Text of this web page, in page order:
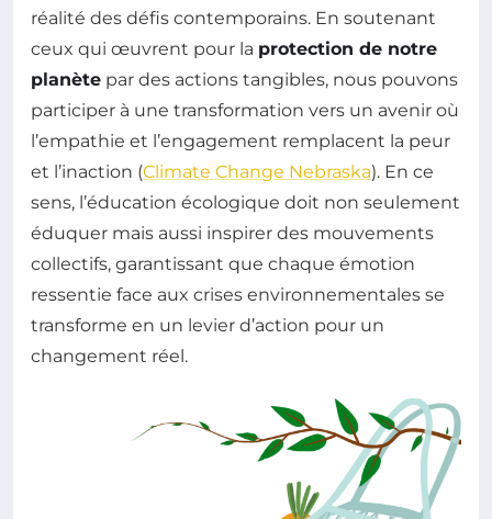
réalité des défis contemporains. En soutenant
ceux qui œuvrent pour la protection de notre
planète par des actions tangibles, nous pouvons
participer à une transformation vers un avenir où
l’empathie et l’engagement remplacent la peur
et l’inaction (Climate Change Nebraska). En ce
sens, l’éducation écologique doit non seulement
éduquer mais aussi inspirer des mouvements
collectifs, garantissant que chaque émotion
ressentie face aux crises environnementales se
transforme en un levier d’action pour un
changement réel.